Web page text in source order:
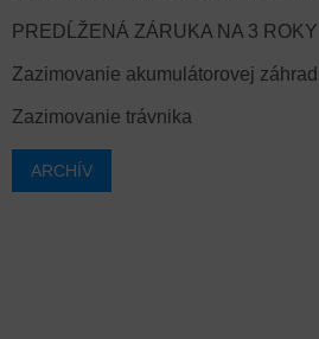
PREDĹŽENÁ ZÁRUKA NA 3
Zazimovanie akumulátorovej
Zazimovanie trávnika
ARCHÍV